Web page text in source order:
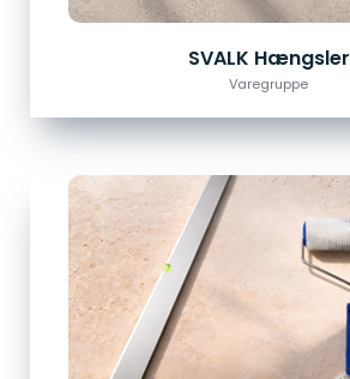
SVALK Hængsler
Varegruppe